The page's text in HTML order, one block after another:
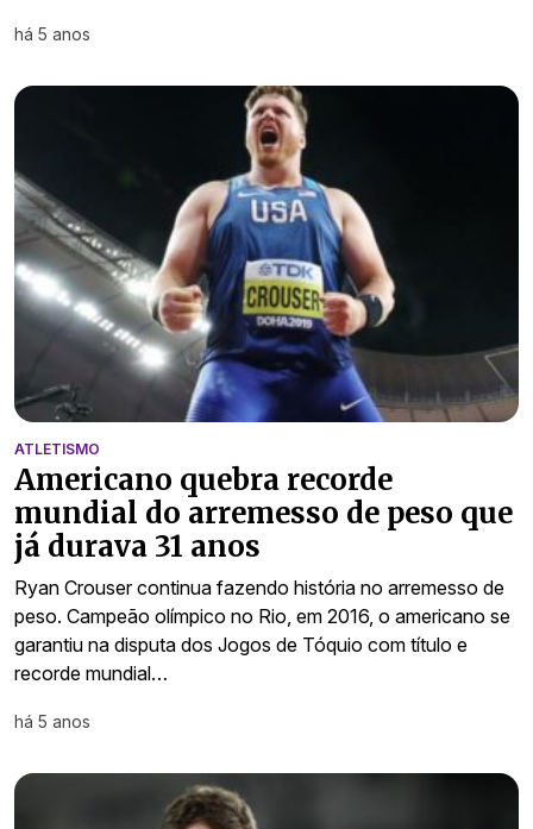
há 5 anos
ATLETISMO
Americano quebra recorde
mundial do arremesso de peso que
já durava 31 anos
Ryan Crouser continua fazendo história no arremesso de
peso. Campeão olímpico no Rio, em 2016, o americano se
garantiu na disputa dos Jogos de Tóquio com título e
recorde mundial…
há 5 anos